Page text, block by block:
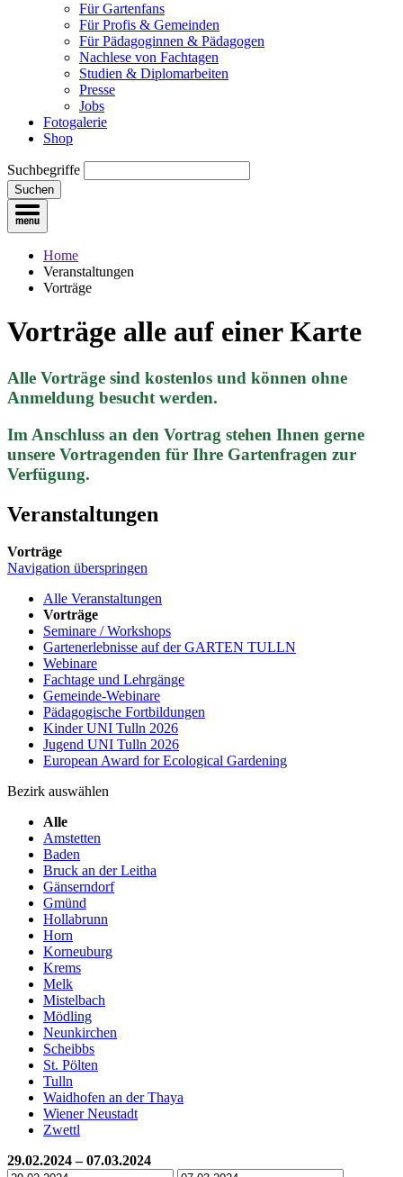
Für Gartenfans
Für Profis & Gemeinden
Für Pädagoginnen & Pädagogen
Nachlese von Fachtagen
Studien & Diplomarbeiten
Presse
Jobs
Fotogalerie
Shop
Suchbegriffe
Suchen
Home
Veranstaltungen
Vorträge
Vorträge alle auf einer Karte
Alle Vorträge sind kostenlos und können ohne
Anmeldung besucht werden.
Im Anschluss an den Vortrag stehen Ihnen gerne
unsere Vortragenden für Ihre Gartenfragen zur
Verfügung.
Veranstaltungen
Vorträge
Navigation überspringen
Alle Veranstaltungen
Vorträge
Seminare / Workshops
Gartenerlebnisse auf der GARTEN TULLN
Webinare
Fachtage und Lehrgänge
Gemeinde-Webinare
Pädagogische Fortbildungen
Kinder UNI Tulln 2026
Jugend UNI Tulln 2026
European Award for Ecological Gardening
Bezirk auswählen
Alle
Amstetten
Baden
Bruck an der Leitha
Gänserndorf
Gmünd
Hollabrunn
Horn
Korneuburg
Krems
Melk
Mistelbach
Mödling
Neunkirchen
Scheibbs
St. Pölten
Tulln
Waidhofen an der Thaya
Wiener Neustadt
Zwettl
29.02.2024 – 07.03.2024